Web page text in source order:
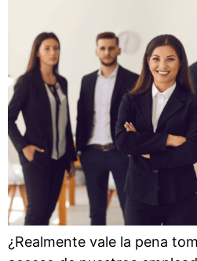
¿Realmente vale la pena